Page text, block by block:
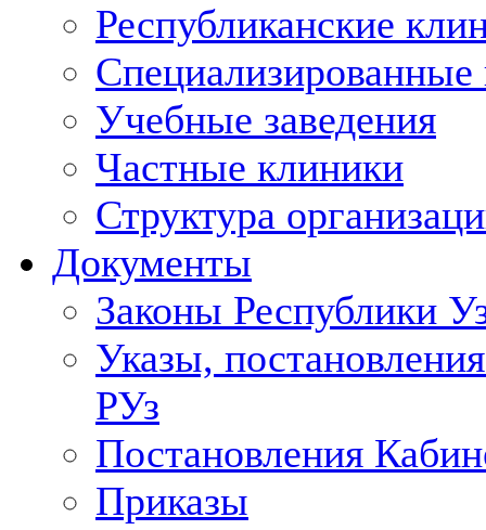
Республиканские
Учебные заведения
Частные клиники
Структура
Документы
Законы Республики
Указы,
РУз
Постановления
Приказы